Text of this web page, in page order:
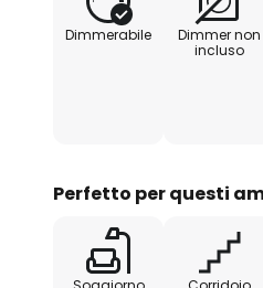
e il
sua
Dimmerabile
Dimmer non
incluso
Perfetto per questi